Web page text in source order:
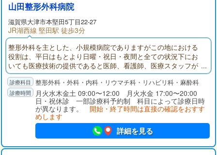
山田整形外科病院
滋賀県大津市本堅田5丁目22-27
JR湖西線 堅田駅 徒歩3分
整形外科を主とした、小規模病院でありますがこの地における
役割は、平日はもとより日曜・祝日・夜間と全ての状況下にお
いても医療技術の提供であると医師、看護師、医療スタッフが
一つのチームとなってお応えしています。
整形外科・外科・内科・リウマチ科・リハビリ科・麻酔科
月火水木金土 09:00〜12:00 月火水金 17:00〜20:00
日・祝休診 一部診療科予約制 科目によって診療日時
が異なります。 開始・終了時間は直接の確認をおすす
めします
詳細を見る